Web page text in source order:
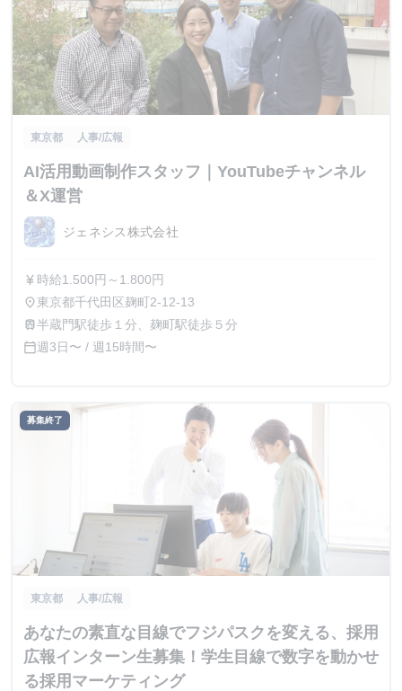
東京都 人事/広報
AI活用動画制作スタッフ｜YouTubeチャンネル
＆X運営
ジェネシス株式会社
currency_yen 時給1.500円～1.800円
place東京都千代田区麹町2-12-13
train半蔵門駅徒歩１分、麹町駅徒歩５分
calendar_today週3日〜 / 週15時間〜
募集終了
東京都 人事/広報
あなたの素直な目線でフジパスクを変える、採用
広報インターン生募集！学生目線で数字を動かせ
る採用マーケティング